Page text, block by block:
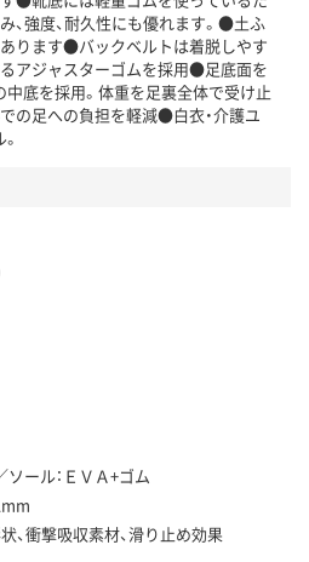
、強度、耐久性にも優れます。●土ふ
ります●バックベルトは着脱しやす
アジャスターゴムを採用●足底面を
底を採用。体重を足裏全体で受け止
の足への負担を軽減●白衣・介護ユ
ソール：ＥＶＡ+ゴム
、衝撃吸収素材、滑り止め効果